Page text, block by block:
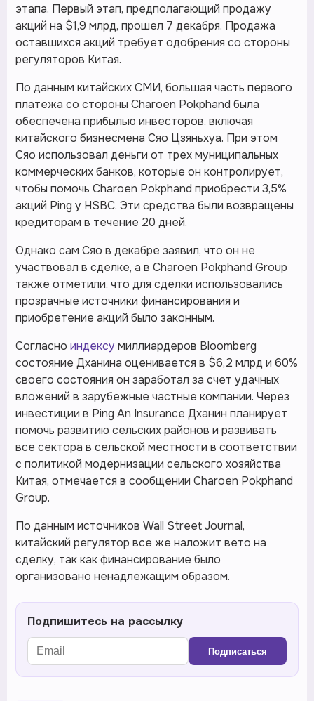
этапа. Первый этап, предполагающий продажу
акций на $1,9 млрд, прошел 7 декабря. Продажа
оставшихся акций требует одобрения со стороны
регуляторов Китая.
По данным китайских СМИ, большая часть первого
платежа со стороны Charoen Pokphand была
обеспечена прибылью инвесторов, включая
китайского бизнесмена Сяо Цзяньхуа. При этом
Сяо использовал деньги от трех муниципальных
коммерческих банков, которые он контролирует,
чтобы помочь Charoen Pokphand приобрести 3,5%
акций Ping у HSBC. Эти средства были возвращены
кредиторам в течение 20 дней.
Однако сам Сяо в декабре заявил, что он не
участвовал в сделке, а в Charoen Pokphand Group
также отметили, что для сделки использовались
прозрачные источники финансирования и
приобретение акций было законным.
Согласно индексу миллиардеров Bloomberg
состояние Дханина оценивается в $6,2 млрд и 60%
своего состояния он заработал за счет удачных
вложений в зарубежные частные компании. Через
инвестиции в Ping An Insurance Дханин планирует
помочь развитию сельских районов и развивать
все сектора в сельской местности в соответствии
с политикой модернизации сельского хозяйства
Китая, отмечается в сообщении Charoen Pokphand
Group.
По данным источников Wall Street Journal,
китайский регулятор все же наложит вето на
сделку, так как финансирование было
организовано ненадлежащим образом.
Подпишитесь на рассылку
Подписаться